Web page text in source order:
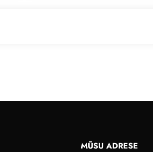
MŪSU ADRESE